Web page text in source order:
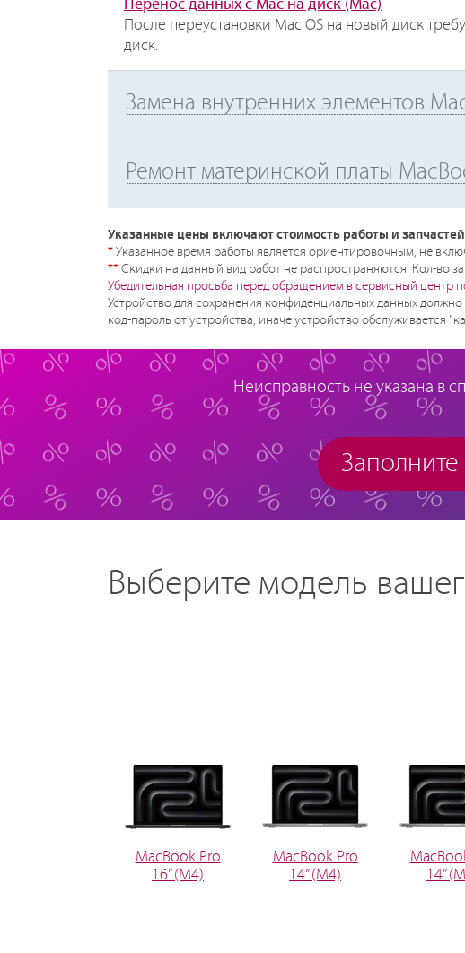
Перенос данных с Mac на диск (Mac)
После переустановки Mac OS на новый диск
диск.
Замена внутренних элементов
Ремонт материнской платы
Указанные цены включают стоимость работы и
*Указанное время работы является ориентировочным, не
**Скидки на данный вид работ не распространяются. Кол-во
Убедительная просьба перед обращением в сервисный центр
Устройство для сохранения конфиденциальных данных
код-пароль от устройства, иначе устройство обслуживается
Неисправность не указана в
Заполните
Выберите модель
MacBook Pro
16” (M4)
MacBook Pro
14” (M4)
14”